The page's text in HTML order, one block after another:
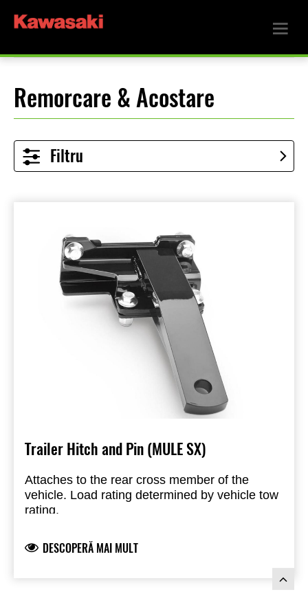
Remorcare & Acostare
Filtru
Trailer Hitch and Pin (MULE SX)
Attaches to the rear cross member of the
vehicle. Load rating determined by vehicle tow
rating.
Hitch Ball 50 mm (NL101B), sold separately
DESCOPERĂ MAI MULT